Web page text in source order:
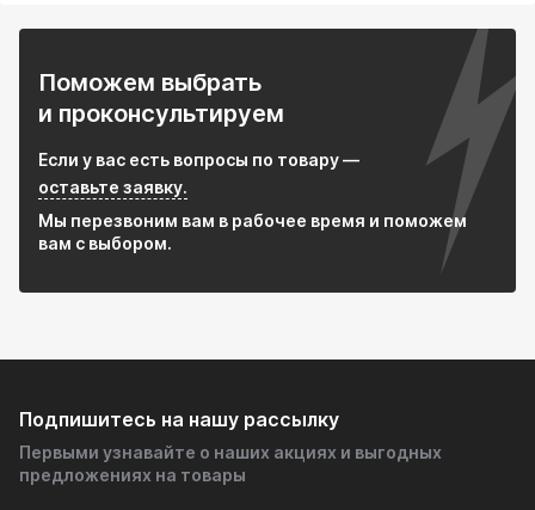
Поможем выбрать
и проконсультируем
Если у вас есть вопросы по товару —
оставьте заявку.
Мы перезвоним вам в рабочее время и поможем
вам с выбором.
Подпишитесь на нашу рассылку
Первыми узнавайте о наших акциях и выгодных
предложениях на товары